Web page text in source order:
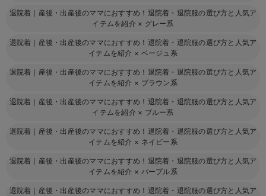
退院着｜産後・出産後のママにおすすめ！退院着・退院服の選び方と人気ア
イテムを紹介 × グレー系
退院着｜産後・出産後のママにおすすめ！退院着・退院服の選び方と人気ア
イテムを紹介 × ベージュ系
退院着｜産後・出産後のママにおすすめ！退院着・退院服の選び方と人気ア
イテムを紹介 × ブラウン系
退院着｜産後・出産後のママにおすすめ！退院着・退院服の選び方と人気ア
イテムを紹介 × ブルー系
退院着｜産後・出産後のママにおすすめ！退院着・退院服の選び方と人気ア
イテムを紹介 × ネイビー系
退院着｜産後・出産後のママにおすすめ！退院着・退院服の選び方と人気ア
イテムを紹介 × パープル系
退院着｜産後・出産後のママにおすすめ！退院着・退院服の選び方と人気ア